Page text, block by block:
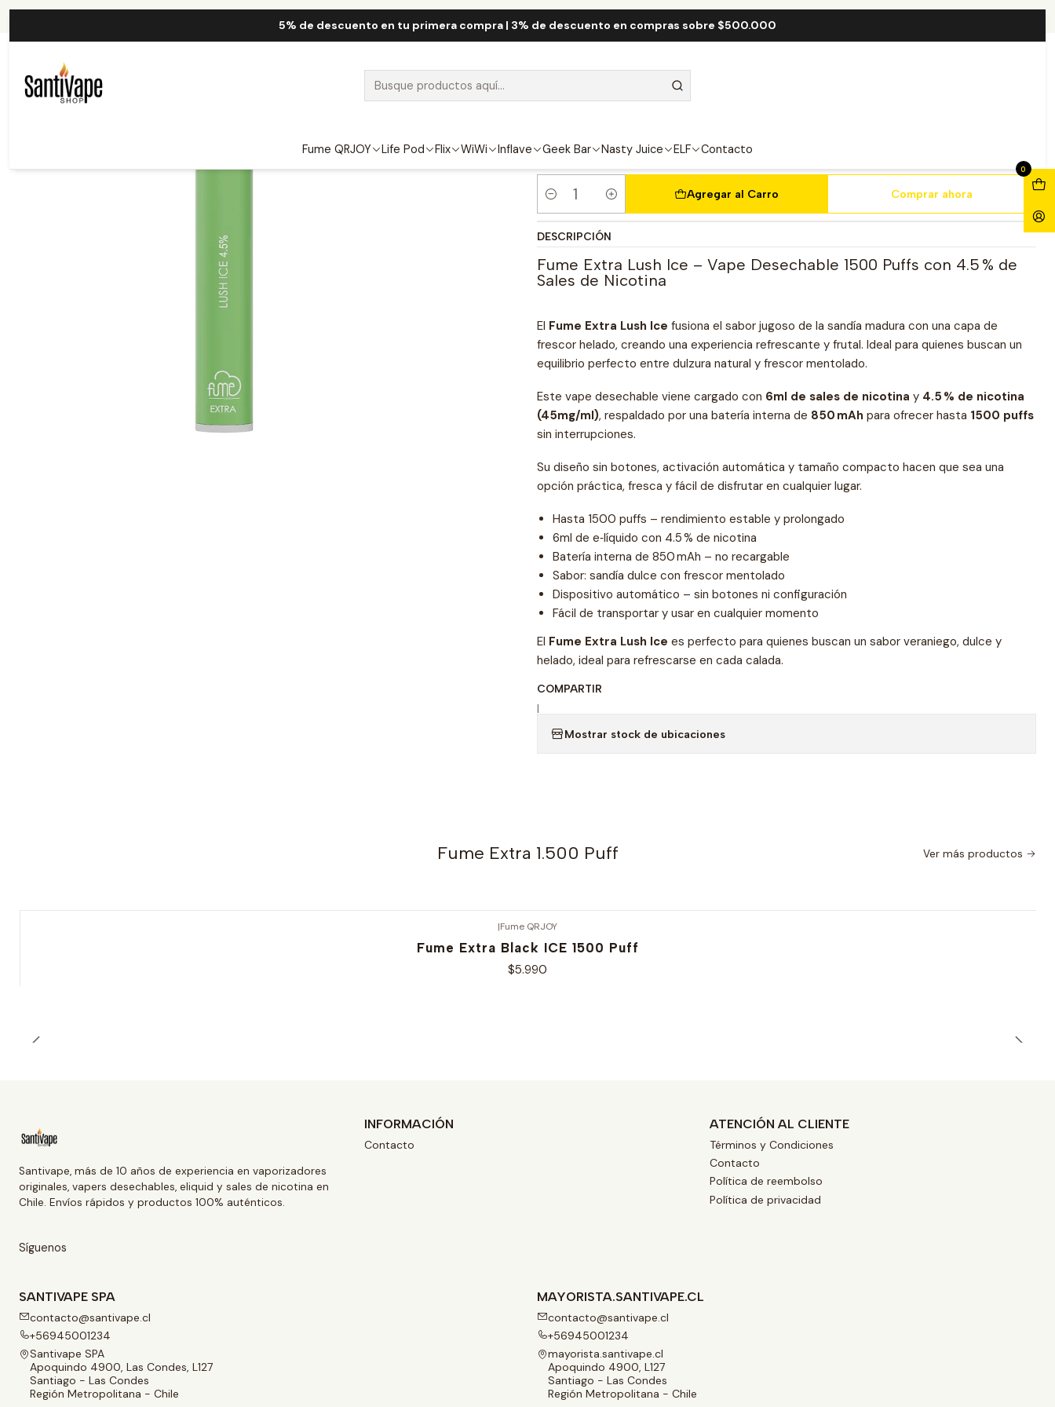
5% de descuento en tu primera compra | 3% de descuento en compras sobre $500.000
Fume QRJOY Life Pod Flix WiWi Inflave Geek Bar Nasty Juice ELF Contacto
0
Fume Extra Lush ICE 1500 Puff
Cantidad
Agregar al Carro Comprar ahora
DESCRIPCIÓN
Fume Extra Lush Ice – Vape Desechable 1500 Puffs con 4.5 % de
Sales de Nicotina
El Fume Extra Lush Ice fusiona el sabor jugoso de la sandía madura con una capa de
frescor helado, creando una experiencia refrescante y frutal. Ideal para quienes buscan un
equilibrio perfecto entre dulzura natural y frescor mentolado.
Este vape desechable viene cargado con 6ml de sales de nicotina y 4.5 % de nicotina
(45mg/ml), respaldado por una batería interna de 850 mAh para ofrecer hasta 1500 puffs
sin interrupciones.
Su diseño sin botones, activación automática y tamaño compacto hacen que sea una
opción práctica, fresca y fácil de disfrutar en cualquier lugar.
Hasta 1500 puffs – rendimiento estable y prolongado
6ml de e‑líquido con 4.5 % de nicotina
Batería interna de 850 mAh – no recargable
Sabor: sandía dulce con frescor mentolado
Dispositivo automático – sin botones ni configuración
Fácil de transportar y usar en cualquier momento
El Fume Extra Lush Ice es perfecto para quienes buscan un sabor veraniego, dulce y
helado, ideal para refrescarse en cada calada.
COMPARTIR
|
Mostrar stock de ubicaciones
Fume Extra 1.500 Puff Ver más productos
|Fume QRJOY
Fume Extra Black ICE 1500 Puff
$5.990
Santivape, más de 10 años de experiencia en vaporizadores
originales, vapers desechables, eliquid y sales de nicotina en
Chile. Envíos rápidos y productos 100% auténticos.
Síguenos
INFORMACIÓN
Contacto
ATENCIÓN AL CLIENTE
Términos y Condiciones
Contacto
Política de reembolso
Política de privacidad
SANTIVAPE SPA
contacto@santivape.cl
+56945001234
Santivape SPA
Apoquindo 4900, Las Condes, L127
Santiago - Las Condes
Región Metropolitana - Chile
MAYORISTA.SANTIVAPE.CL
contacto@santivape.cl
+56945001234
mayorista.santivape.cl
Apoquindo 4900, L127
Santiago - Las Condes
Región Metropolitana - Chile